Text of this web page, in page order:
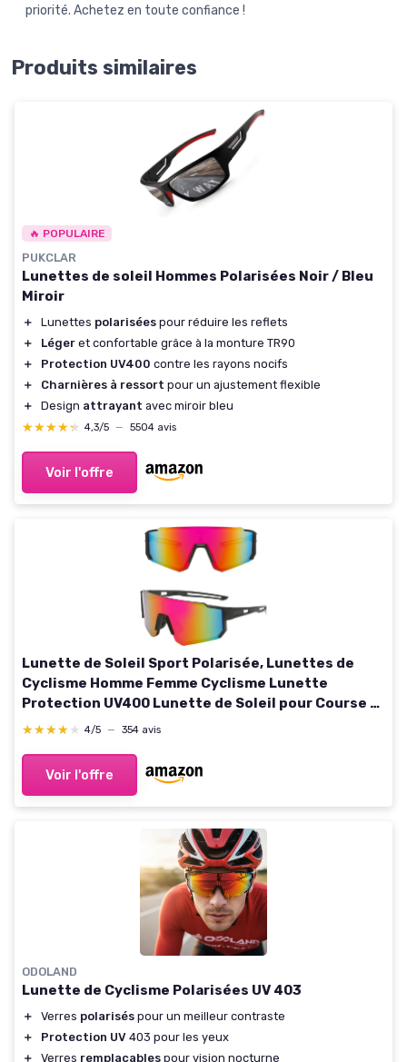
priorité. Achetez en toute confiance !
Produits similaires
🔥 POPULAIRE
PUKCLAR
Lunettes de soleil Hommes Polarisées Noir / Bleu
Miroir
＋ Lunettes polarisées pour réduire les reflets
＋
Léger et confortable grâce à la monture TR90
＋
Protection UV400 contre les rayons nocifs
＋
Charnières à ressort pour un ajustement flexible
＋
Design attrayant avec miroir bleu
★★★★★
★★★★★ 4,3/5 — 5504 avis
Voir l'offre
Lunette de Soleil Sport Polarisée, Lunettes de
Cyclisme Homme Femme Cyclisme Lunette
Protection UV400 Lunette de Soleil pour Course à
Pied Cyclisme Pêche Conduite Golf Ski Color 1
★★★★★
★★★★★ 4/5 — 354 avis
Voir l'offre
ODOLAND
Lunette de Cyclisme Polarisées UV 403
＋ Verres polarisés pour un meilleur contraste
＋
Protection UV 403 pour les yeux
＋
Verres remplaçables pour vision nocturne